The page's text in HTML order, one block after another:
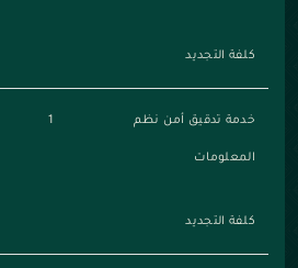
كلفة التجديد
خدمة تدقيق أمن نظم
المعلومات
1
كلفة التجديد